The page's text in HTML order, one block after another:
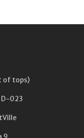
of tops)
D-023